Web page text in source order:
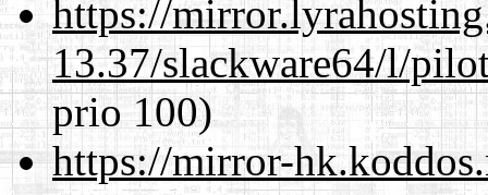
https://
13.37/slackware64/l/
prio 100)
https://mirror-